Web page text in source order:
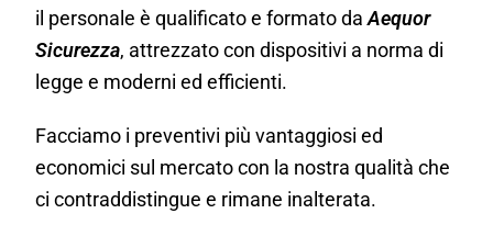
il personale è qualificato e formato daAequor
Sicurezza, attrezzato con dispositivi a norma di
legge e moderni ed efficienti.
Facciamo i preventivi più vantaggiosi ed
economici sul mercato con la nostra qualità che
ci contraddistingue e rimane inalterata.